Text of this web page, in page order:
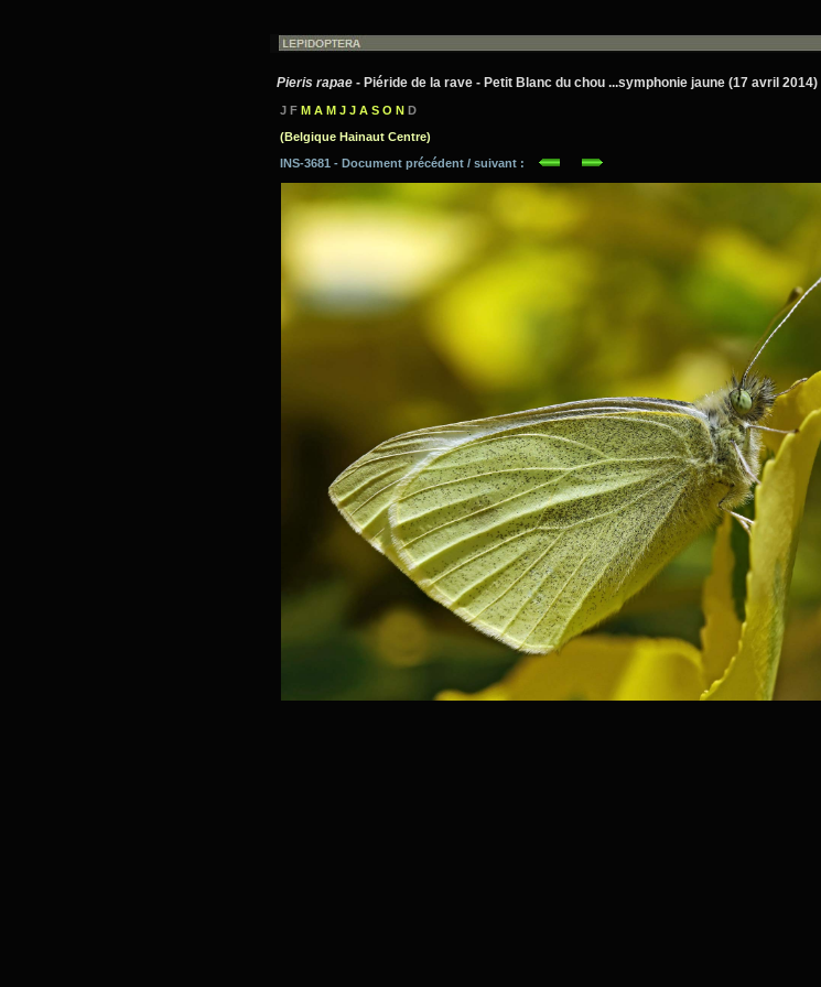
Pieris rapae - Piéride de la rave - Petit Blanc du chou ...symphonie jaune (17 avril 2014)
J F M A M J J A S O N D
(Belgique Hainaut Centre)
INS-3681 - Document précédent / suivant :